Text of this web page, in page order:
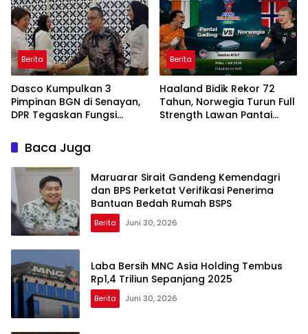
Berita
Dasco Kumpulkan 3
Pimpinan BGN di Senayan,
DPR Tegaskan Fungsi
Berita
Haaland Bidik Rekor 72
Tahun, Norwegia Turun Full
Strength Lawan Pantai
Baca Juga
Maruarar Sirait Gandeng Kemendagri
dan BPS Perketat Verifikasi Penerima
Bantuan Bedah Rumah BSPS
Berita Juni 30, 2026
Laba Bersih MNC Asia Holding Tembus
Rp1,4 Triliun Sepanjang 2025
Berita Juni 30, 2026